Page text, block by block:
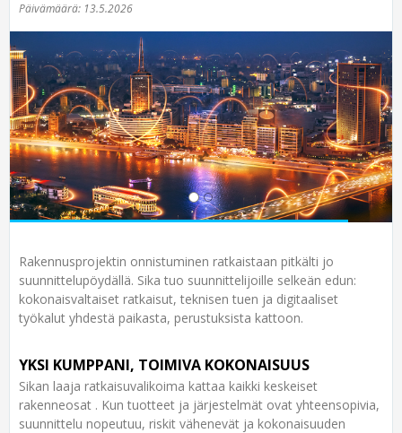
Päivämäärä: 13.5.2026
Rakennusprojektin onnistuminen ratkaistaan pitkälti jo
suunnittelupöydällä. Sika tuo suunnittelijoille selkeän edun:
kokonaisvaltaiset ratkaisut, teknisen tuen ja digitaaliset
työkalut yhdestä paikasta, perustuksista kattoon.
YKSI KUMPPANI, TOIMIVA KOKONAISUUS
Sikan laaja ratkaisuvalikoima kattaa kaikki keskeiset
rakenneosat . Kun tuotteet ja järjestelmät ovat yhteensopivia,
suunnittelu nopeutuu, riskit vähenevät ja kokonaisuuden